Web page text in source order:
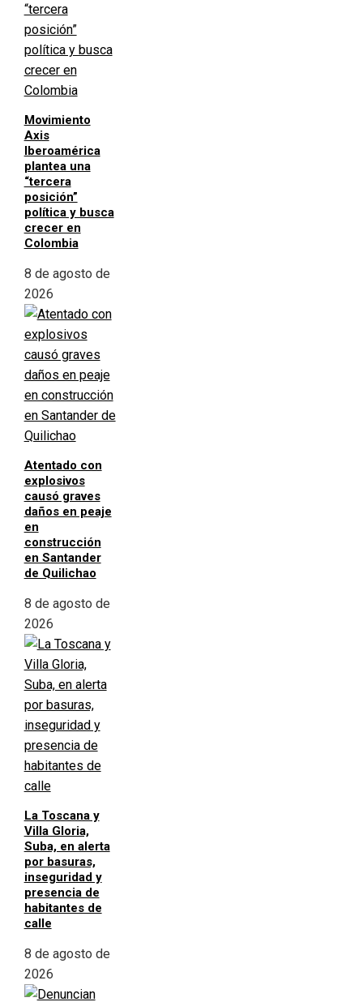
Movimiento
Axis
Iberoamérica
plantea una
“tercera
posición”
política y busca
crecer en
Colombia
8 de agosto de
2026
Atentado con
explosivos
causó graves
daños en peaje
en
construcción
en Santander
de Quilichao
8 de agosto de
2026
La Toscana y
Villa Gloria,
Suba, en alerta
por basuras,
inseguridad y
presencia de
habitantes de
calle
8 de agosto de
2026